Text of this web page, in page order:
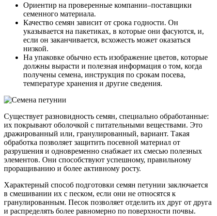
Ориентир на проверенные компании–поставщики
семенного материала.
Качество семян зависит от срока годности. Он
указывается на пакетиках, в которые они фасуются, и,
если он заканчивается, всхожесть может оказаться
низкой.
На упаковке обычно есть изображение цветов, которые
должны вырасти и полезная информация о том, когда
получены семена, инструкция по срокам посева,
температуре хранения и другие сведения.
Существует разновидность семян, специально обработанные:
их покрывают оболочкой с питательными веществами. Это
дражированный или, гранулированный, вариант. Такая
обработка позволяет защитить посевной материал от
разрушения и одновременно снабжает их смесью полезных
элементов. Они способствуют успешному, правильному
проращиванию и более активному росту.
Характерный способ подготовки семян петунии заключается
в смешивании их с песком, если они не относятся к
гранулированным. Песок позволяет отделить их друг от друга
и распределять более равномерно по поверхности почвы.